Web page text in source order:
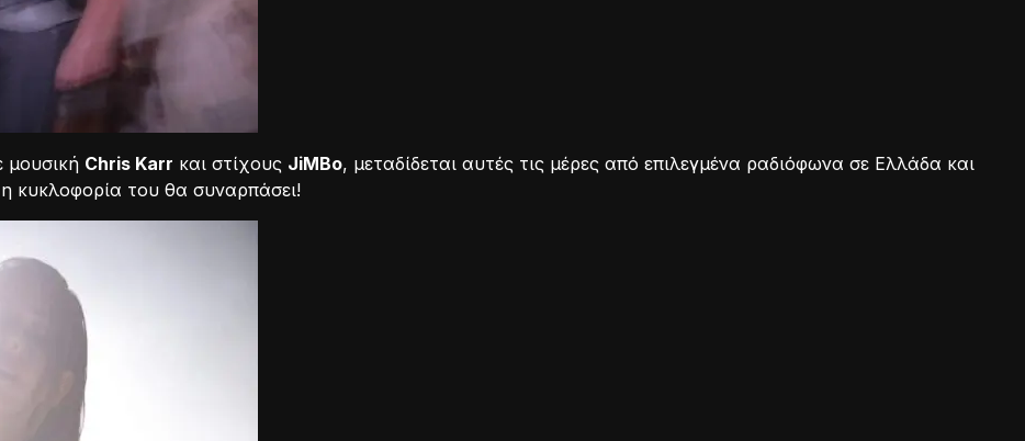
μουσική Chris Karr και στίχους JiMBo, μεταδίδεται αυτές τις μέρες από επιλεγμένα ραδιόφωνα σε Ελλάδα και
κυκλοφορία του θα συναρπάσει!